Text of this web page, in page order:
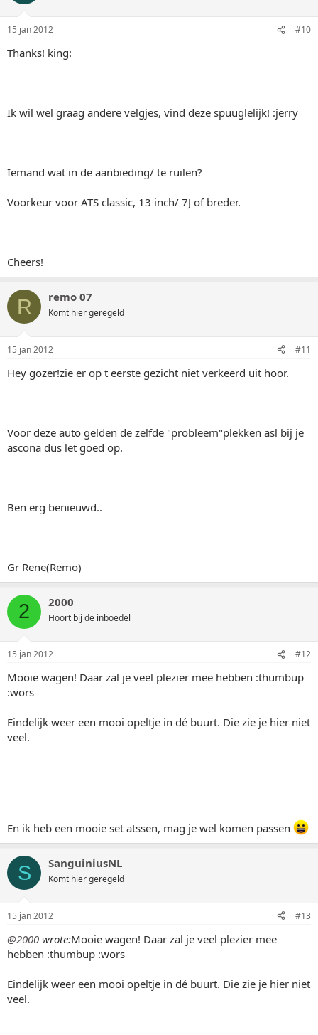
15 jan 2012 #10
Thanks! king:
Ik wil wel graag andere velgjes, vind deze spuuglelijk! :jerry
Iemand wat in de aanbieding/ te ruilen?
Voorkeur voor ATS classic, 13 inch/ 7J of breder.
Cheers!
R remo 07
Komt hier geregeld
15 jan 2012 #11
Hey gozer!zie er op t eerste gezicht niet verkeerd uit hoor.
Voor deze auto gelden de zelfde "probleem"plekken asl bij je
ascona dus let goed op.
Ben erg benieuwd..
Gr Rene(Remo)
2 2000
Hoort bij de inboedel
15 jan 2012 #12
Mooie wagen! Daar zal je veel plezier mee hebben :thumbup
:wors
Eindelijk weer een mooi opeltje in dé buurt. Die zie je hier niet
veel.
En ik heb een mooie set atssen, mag je wel komen passen
S SanguiniusNL
Komt hier geregeld
15 jan 2012 #13
@2000 wrote:Mooie wagen! Daar zal je veel plezier mee
hebben :thumbup :wors
Eindelijk weer een mooi opeltje in dé buurt. Die zie je hier niet
veel.